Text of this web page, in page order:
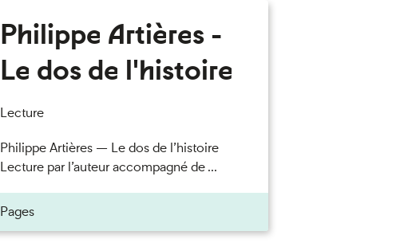
Philippe Artières -
Le dos de l'histoire
Lecture
Philippe Artières — Le dos de l’histoire
Lecture par l’auteur accompagné de ...
Pages